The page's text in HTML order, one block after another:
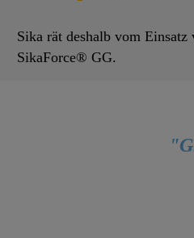
Sika rät deshalb vom
SikaForce® GG.